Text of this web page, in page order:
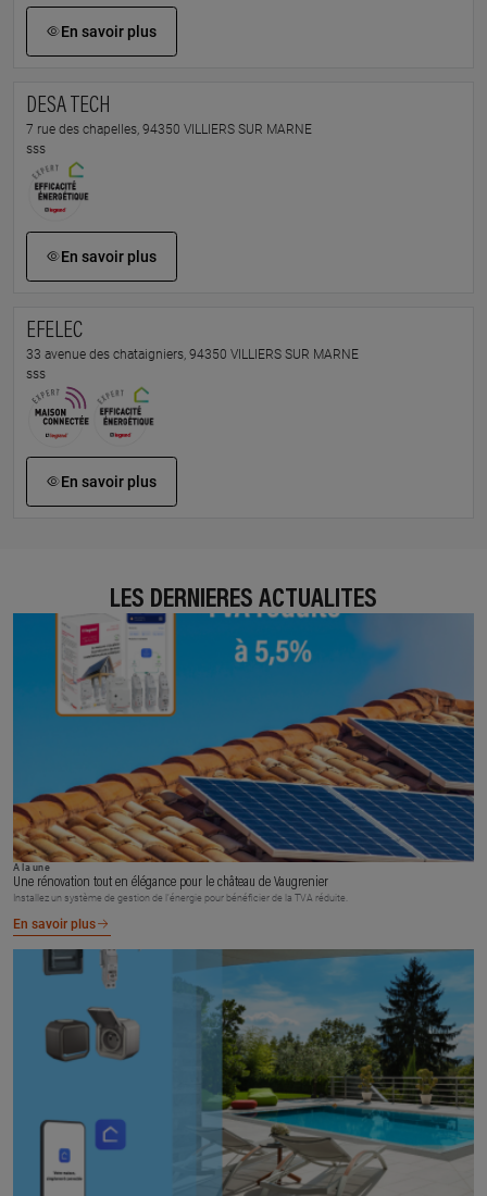
En savoir plus
DESA TECH
7 rue des chapelles, 94350 VILLIERS SUR MARNE
sss
En savoir plus
EFELEC
33 avenue des chataigniers, 94350 VILLIERS SUR MARNE
sss
En savoir plus
LES DERNIÈRES ACTUALITÉS
À la une
Une rénovation tout en élégance pour le château de Vaugrenier
Installez un système de gestion de l’énergie pour bénéficier de la TVA réduite.
En savoir plus